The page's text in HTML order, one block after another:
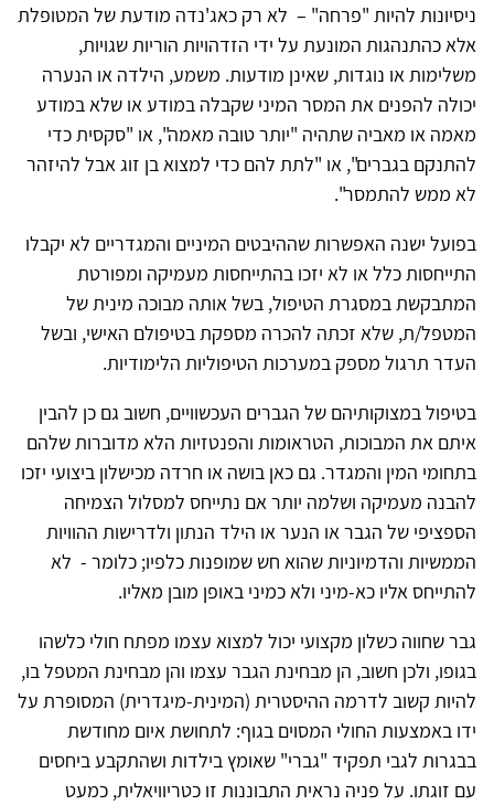
ניסיונות להיות "פרחה" – לא רק כאג'נדה מודעת של המטופלת
אלא כהתנהגות המונעת על ידי הזדהויות הוריות שגויות,
משלימות או נוגדות, שאינן מודעות. משמע, הילדה או הנערה
יכולה להפנים את המסר המיני שקבלה במודע או שלא במודע
מאמה או מאביה שתהיה "יותר טובה מאמה", או "סקסית כדי
להתנקם בגברים", או "לתת להם כדי למצוא בן זוג אבל להיזהר
לא ממש להתמסר".
בפועל ישנה האפשרות שההיבטים המיניים והמגדריים לא יקבלו
התייחסות כלל או לא יזכו בהתייחסות מעמיקה ומפורטת
המתבקשת במסגרת הטיפול, בשל אותה מבוכה מינית של
המטפל/ת, שלא זכתה להכרה מספקת בטיפולם האישי, ובשל
העדר תרגול מספק במערכות הטיפוליות הלימודיות.
בטיפול במצוקותיהם של הגברים העכשוויים, חשוב גם כן להבין
איתם את המבוכות, הטראומות והפנטזיות הלא מדוברות שלהם
בתחומי המין והמגדר. גם כאן בושה או חרדה מכישלון ביצועי יזכו
להבנה מעמיקה ושלמה יותר אם נתייחס למסלול הצמיחה
הספציפי של הגבר או הנער או הילד הנתון ולדרישות ההוויות
הממשיות והדמיוניות שהוא חש שמופנות כלפיו; כלומר - לא
להתייחס אליו כא-מיני ולא כמיני באופן מובן מאליו.
גבר שחווה כשלון מקצועי יכול למצוא עצמו מפתח חולי כלשהו
בגופו, ולכן חשוב, הן מבחינת הגבר עצמו והן מבחינת המטפל בו,
להיות קשוב לדרמה ההיסטרית (המינית-מיגדרית) המסופרת על
ידו באמצעות החולי המסוים בגוף: לתחושת איום מחודשת
בבגרות לגבי תפקיד "גברי" שאומץ בילדות ושהתקבע ביחסים
עם זוגתו. על פניה נראית התבוננות זו כטריוויאלית, כמעט